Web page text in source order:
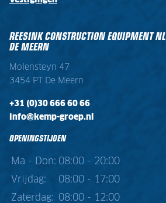
REESINK CONSTRUCTION EQUIPMENT
DE MEERN
Molensteyn 47
3454 PT De Meern
+31 (0)30 666 60 66
info@kemp-groep.nl
OPENINGSTIJDEN
Ma - Don: 08:00 - 20:00
Vrijdag:
08:00 - 17:00
Zaterdag:
08:00 - 12:00